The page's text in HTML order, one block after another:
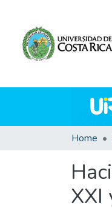
Home
XXI